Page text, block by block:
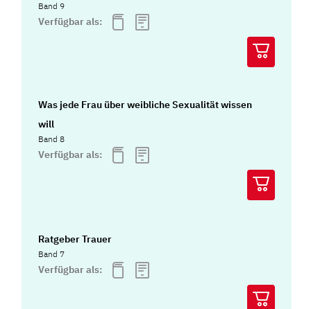
Band 9
Verfügbar als:
Was jede Frau über weibliche Sexualität wissen
will
Band 8
Verfügbar als:
Ratgeber Trauer
Band 7
Verfügbar als: